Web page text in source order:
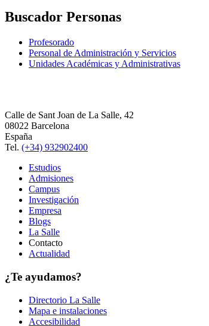
Buscador Personas
Profesorado
Personal de Administración y Servicios
Unidades Académicas y Administrativas
Calle de Sant Joan de La Salle, 42
08022 Barcelona
España
Tel. (+34) 932902400
Estudios
Admisiones
Campus
Investigación
Empresa
Blogs
La Salle
Contacto
Actualidad
¿Te ayudamos?
Directorio La Salle
Mapa e instalaciones
Accesibilidad